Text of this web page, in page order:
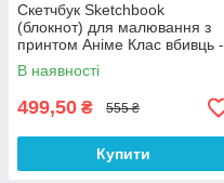
Скетчбук Sketchbook
(блокнот) для малювання з
принтом Аніме Клас вбивць -
Ansatsu Kyoushitsu
В наявності
499,50 ₴ 555 ₴
Купити